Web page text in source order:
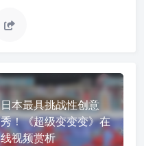
日本最具挑战性创意
秀！《超级变变变》在
线视频赏析